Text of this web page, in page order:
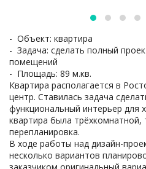
- Объект: квартира
- Задача: сделать полный
помещений
- Площадь: 89 м.кв.
Квартира располагается в
центр. Ставилась задача
функциональный интерьер для
квартира была трёхкомнатной,
перепланировка.
В ходе работы над дизайн-
несколько вариантов